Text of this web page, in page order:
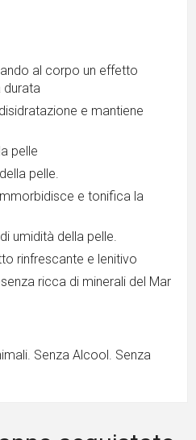
al corpo un effetto
durata
e mantiene
pelle
pelle.
e tonifica la
umidità della pelle.
rinfrescante e lenitivo
ricca di minerali del Mar
Senza Alcool. Senza